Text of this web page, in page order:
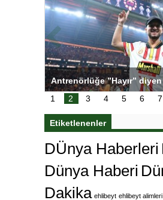
Antrenörlüğe ”Hayır”
Galatasaray’dan bakın ne
1
2 3 4 5 6 7
Etiketlenenler
DÜnya Haberleri
Dünya Haberi
Dakika ehlibeyt ehlibeyt alimleri